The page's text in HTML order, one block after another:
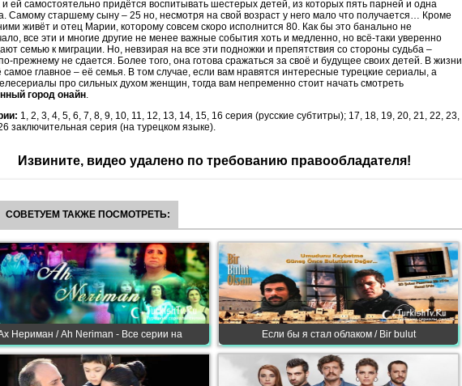
и ей самостоятельно придётся воспитывать шестерых детей, из которых пять парней и одна
Самому старшему сыну – 25 но, несмотря на свой возраст у него мало что получается… Кроме
живёт и отец Марии, которому совсем скоро исполнится 80. Как бы это банально не
все эти и многие другие не менее важные события хоть и медленно, но всё-таки уверенно
семью к миграции. Но, невзирая на все эти подножки и препятствия со стороны судьба –
прежнему не сдается. Более того, она готова сражаться за своё и будущее своих детей. В жизни
самое главное – её семья. В том случае, если вам нравятся интересные турецкие сериалы, а
про сильных духом женщин, тогда вам непременно стоит начать смотреть
город онайн.
1, 2, 3, 4, 5, 6, 7, 8, 9, 10, 11, 12, 13, 14, 15, 16 серия (русские субтитры); 17, 18, 19, 20, 21, 22, 23,
заключительная серия (на турецком языке).
Извините, видео удалено по требованию правообладателя!
СОВЕТУЕМ ТАКЖЕ ПОСМОТРЕТЬ:
Нериман / Ah Neriman - Все серии на Если бы я стал облаком / Bir bulut